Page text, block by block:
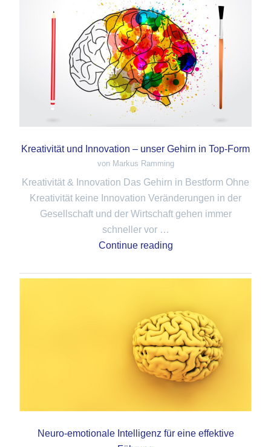
Kreativität und Innovation – unser Gehirn in Top-Form
von Markus Ramming
Kreativität & Innovation Das Gehirn in Bestform Ohne
Kreativität keine Innovation Veränderungen in der
Gesellschaft und der Wirtschaft gehen immer
schneller vor …
Continue reading
Neuro-emotionale Intelligenz für eine effektive